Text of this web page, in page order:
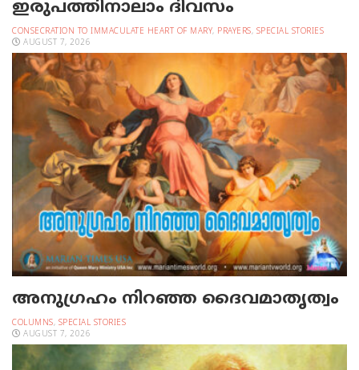
ഇരുപത്തിനാലാം ദിവസം
CONSECRATION TO IMMACULATE HEART OF MARY, PRAYERS, SPECIAL STORIES
AUGUST 7, 2026
അനുഗ്രഹം നിറഞ്ഞ ദൈവമാതൃത്വം
COLUMNS, SPECIAL STORIES
AUGUST 7, 2026